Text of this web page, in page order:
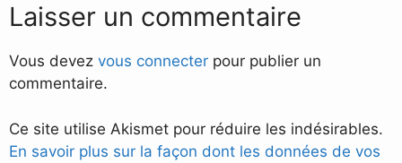
Laisser un commentaire
Vous devez vous connecter pour publier un
commentaire.
Ce site utilise Akismet pour réduire les indésirables.
En savoir plus sur la façon dont les données de vos